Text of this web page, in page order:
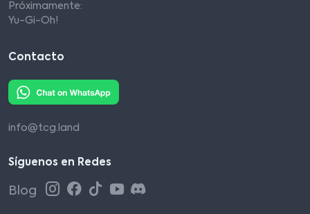
Próximamente:
Yu-Gi-Oh!
Contacto
info@tcg.land
Síguenos en Redes
Blog